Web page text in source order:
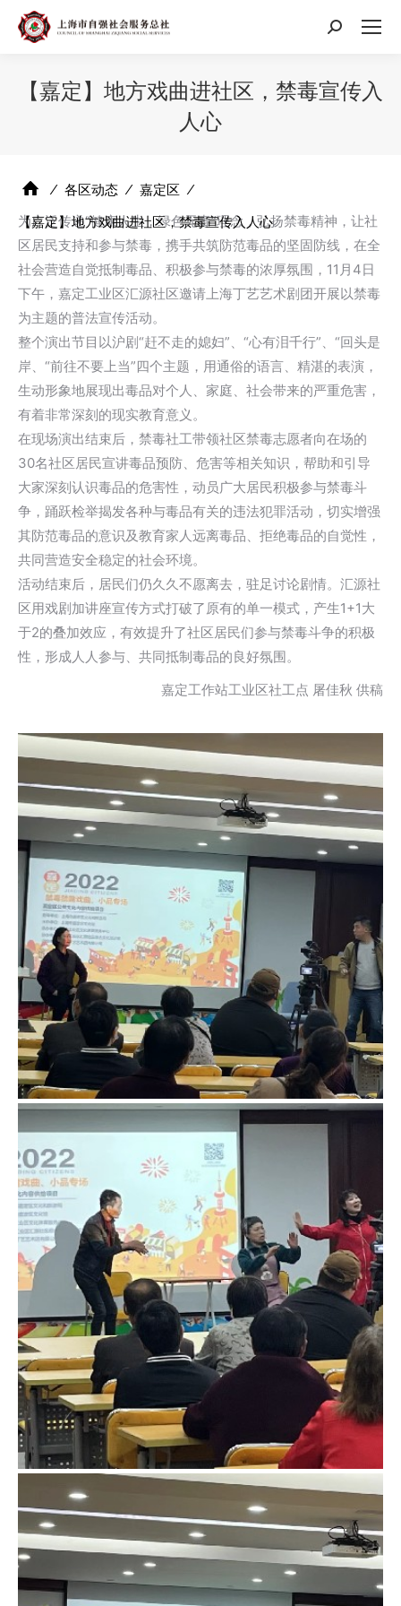
搜
【嘉定】地方戏曲进社区，禁毒宣传入
人心
⁄ 各区动态 ⁄ 嘉定区 ⁄
【嘉定】地方戏曲进社区，禁毒宣传入人心
为广泛传递“健康人生，绿色无毒”理念，弘扬禁毒精神，让社
区居民支持和参与禁毒，携手共筑防范毒品的坚固防线，在全
社会营造自觉抵制毒品、积极参与禁毒的浓厚氛围，11月4日
下午，嘉定工业区汇源社区邀请上海丁艺艺术剧团开展以禁毒
为主题的普法宣传活动。
整个演出节目以沪剧“赶不走的媳妇”、“心有泪千行”、“回头是
岸、“前往不要上当”四个主题，用通俗的语言、精湛的表演，
生动形象地展现出毒品对个人、家庭、社会带来的严重危害，
有着非常深刻的现实教育意义。
在现场演出结束后，禁毒社工带领社区禁毒志愿者向在场的
30名社区居民宣讲毒品预防、危害等相关知识，帮助和引导
大家深刻认识毒品的危害性，动员广大居民积极参与禁毒斗
争，踊跃检举揭发各种与毒品有关的违法犯罪活动，切实增强
其防范毒品的意识及教育家人远离毒品、拒绝毒品的自觉性，
共同营造安全稳定的社会环境。
活动结束后，居民们仍久久不愿离去，驻足讨论剧情。汇源社
区用戏剧加讲座宣传方式打破了原有的单一模式，产生1+1大
于2的叠加效应，有效提升了社区居民们参与禁毒斗争的积极
性，形成人人参与、共同抵制毒品的良好氛围。
嘉定工作站工业区社工点 屠佳秋 供稿